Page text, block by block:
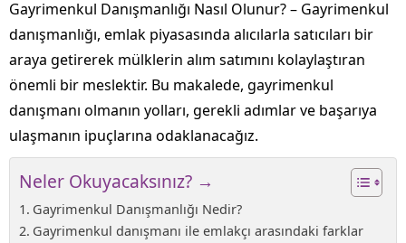
Gayrimenkul Danışmanlığı Nasıl Olunur? – Gayrimenkul
danışmanlığı, emlak piyasasında alıcılarla satıcıları bir
araya getirerek mülklerin alım satımını kolaylaştıran
önemli bir meslektir. Bu makalede, gayrimenkul
danışmanı olmanın yolları, gerekli adımlar ve başarıya
ulaşmanın ipuçlarına odaklanacağız.
Neler Okuyacaksınız? →
Gayrimenkul Danışmanlığı Nedir?
Gayrimenkul danışmanı ile emlakçı arasındaki farklar